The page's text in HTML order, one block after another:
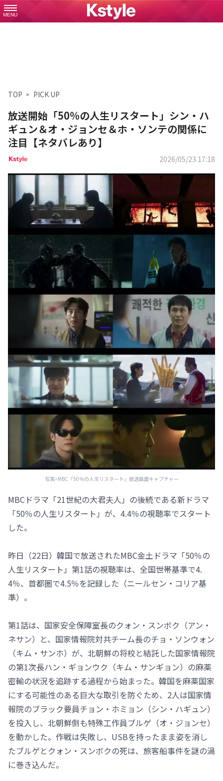
MENU
TOP PICK UP
放送開始「50％の人生リスタート」シン・ハ
ギュン＆オ・ジョンセ＆ホ・ソンテの関係に
注目【ネタバレあり】
2026/05/23 17:18
写真=MBC「50％の人生リスタート」放送画面キャプチャー
MBCドラマ「21世紀の大君夫人」の後続である新ドラマ
「50％の人生リスタート」が、4.4％の視聴率でスタート
した。
昨日（22日）韓国で放送されたMBC金土ドラマ「50％の
人生リスタート」第1話の視聴率は、全国世帯基準で4.
4％、首都圏で4.5％を記録した（ニールセン・コリア基
準）。
第1話は、国家安全保障室長のクォン・スンボク（アン・
ネサン）と、国家情報院対共チーム長のチョ・ソンウォン
（キム・サンホ）が、北朝鮮の将校と結託した国家情報院
の第1次長ハン・ギョンウク（キム・サンギョン）の麻薬
密輸の状況を追跡する過程から始まった。韓国を麻薬国家
にする可能性のある巨大な取引を防ぐため、2人は国家情
報院のブラック要員チョン・ホミョン（シン・ハギュン）
を投入し、北朝鮮側も特殊工作員ブルゲ（オ・ジョンセ）
を動かした。作戦は失敗し、USBを持ったまま姿を消し
たブルゲとクォン・スンボクの死は、旅客船事件を謎の渦
に巻き込んだ。